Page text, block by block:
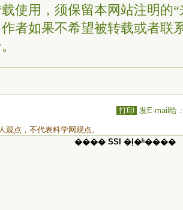
使用，须保留本网站注明的
者如果不希望被转载或者联
打印 发E-mail给
观点，不代表科学网观点。
���� SSI �ļ�ʱ����